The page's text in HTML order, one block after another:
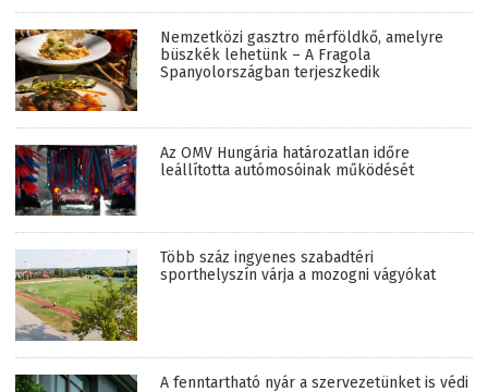
Nemzetközi gasztro mérföldkő, amelyre
büszkék lehetünk – A Fragola
Spanyolországban terjeszkedik
Az OMV Hungária határozatlan időre
leállította autómosóinak működését
Több száz ingyenes szabadtéri
sporthelyszín várja a mozogni vágyókat
A fenntartható nyár a szervezetünket is védi